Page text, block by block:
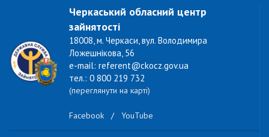
Черкаський обласний центр
зайнятості
18008, м. Черкаси, вул. Володимира
Ложешнікова, 56
e-mail: referent@ckocz.gov.ua
тел.: 0 800 219 732
(переглянути на карті)
Facebook / YouTube